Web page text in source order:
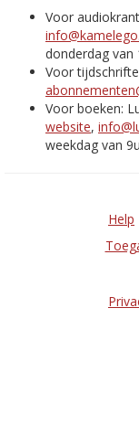
Voor
donderdag van
Voor
Voor boeken:
website,
weekdag van
Help